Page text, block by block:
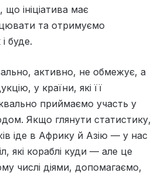
ініціатива має
та отримуємо
буде.
активно, не обмежує, а
у країни, які її
приймаємо участь у
Якщо глянути статистику,
іде в Африку й Азію — у нас
які кораблі куди — але це
числі діями, допомагаємо,